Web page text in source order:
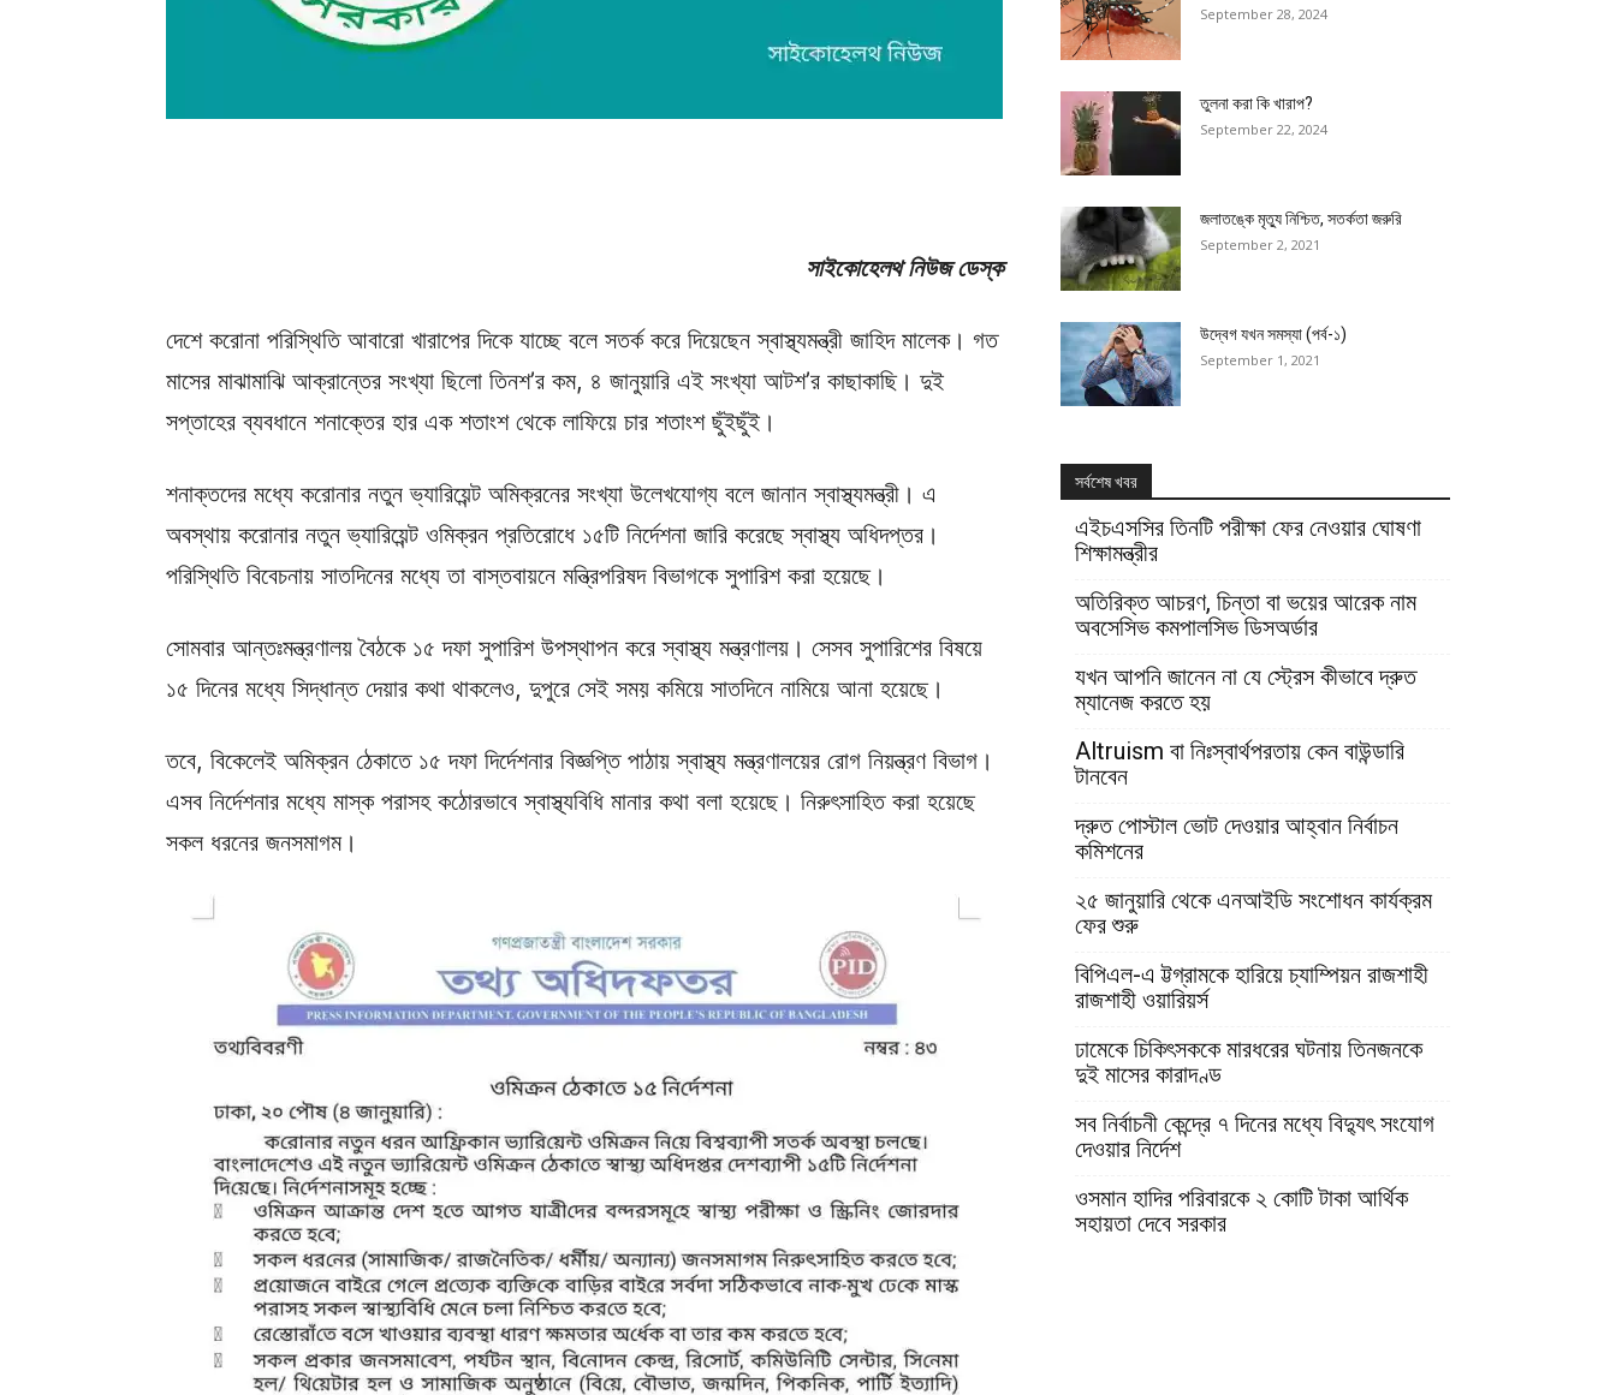
সাইকোহেলথ নিউজ ডেস্ক
দেশে করোনা পরিস্থিতি আবারো খারাপের দিকে যাচ্ছে বলে সতর্ক করে দিয়েছেন স্বাস্থ্যমন্ত্রী জাহিদ মালেক। গত
মাসের মাঝামাঝি আক্রান্তের সংখ্যা ছিলো তিনশ’র কম, ৪ জানুয়ারি এই সংখ্যা আটশ’র কাছাকাছি। দুই
সপ্তাহের ব্যবধানে শনাক্তের হার এক শতাংশ থেকে লাফিয়ে চার শতাংশ ছুঁইছুঁই।
শনাক্তদের মধ্যে করোনার নতুন ভ্যারিয়েন্ট অমিক্রনের সংখ্যা উলে­খযোগ্য বলে জানান স্বাস্থ্যমন্ত্রী। এ
অবস্থায় করোনার নতুন ভ্যারিয়েন্ট ওমিক্রন প্রতিরোধে ১৫টি নির্দেশনা জারি করেছে স্বাস্থ্য অধিদপ্তর।
পরিস্থিতি বিবেচনায় সাতদিনের মধ্যে তা বাস্তবায়নে মন্ত্রিপরিষদ বিভাগকে সুপারিশ করা হয়েছে।
সোমবার আন্তঃমন্ত্রণালয় বৈঠকে ১৫ দফা সুপারিশ উপস্থাপন করে স্বাস্থ্য মন্ত্রণালয়। সেসব সুপারিশের বিষয়ে
১৫ দিনের মধ্যে সিদ্ধান্ত দেয়ার কথা থাকলেও, দুপুরে সেই সময় কমিয়ে সাতদিনে নামিয়ে আনা হয়েছে।
তবে, বিকেলেই অমিক্রন ঠেকাতে ১৫ দফা দির্দেশনার বিজ্ঞপ্তি পাঠায় স্বাস্থ্য মন্ত্রণালয়ের রোগ নিয়ন্ত্রণ বিভাগ।
এসব নির্দেশনার মধ্যে মাস্ক পরাসহ কঠোরভাবে স্বাস্থ্যবিধি মানার কথা বলা হয়েছে। নিরুৎসাহিত করা হয়েছে
সকল ধরনের জনসমাগম।
September 28, 2024
তুলনা করা কি খারাপ?
September 22, 2024
জলাতঙ্কে মৃত্যু নিশ্চিত, সতর্কতা জরুরি
September 2, 2021
উদ্বেগ যখন সমস্যা (পর্ব-১)
September 1, 2021
সর্বশেষ খবর
এইচএসসির তিনটি পরীক্ষা ফের নেওয়ার ঘোষণা
শিক্ষামন্ত্রীর
অতিরিক্ত আচরণ, চিন্তা বা ভয়ের আরেক নাম
অবসেসিভ কমপালসিভ ডিসঅর্ডার
যখন আপনি জানেন না যে স্ট্রেস কীভাবে দ্রুত
ম্যানেজ করতে হয়
Altruism বা নিঃস্বার্থপরতায় কেন বাউন্ডারি
টানবেন
দ্রুত পোস্টাল ভোট দেওয়ার আহ্বান নির্বাচন
কমিশনের
২৫ জানুয়ারি থেকে এনআইডি সংশোধন কার্যক্রম
ফের শুরু
বিপিএল-এ ট্টগ্রামকে হারিয়ে চ্যাম্পিয়ন রাজশাহী
রাজশাহী ওয়ারিয়র্স
ঢামেকে চিকিৎসককে মারধরের ঘটনায় তিনজনকে
দুই মাসের কারাদণ্ড
সব নির্বাচনী কেন্দ্রে ৭ দিনের মধ্যে বিদ্যুৎ সংযোগ
দেওয়ার নির্দেশ
ওসমান হাদির পরিবারকে ২ কোটি টাকা আর্থিক
সহায়তা দেবে সরকার